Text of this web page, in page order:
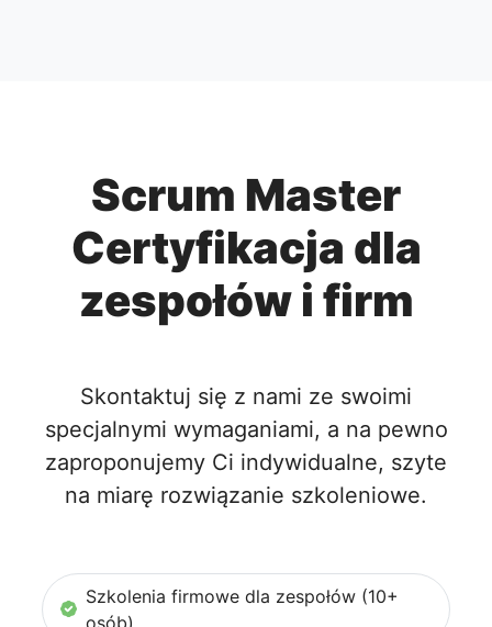
Scrum Master
Certyfikacja dla
zespołów i firm
Skontaktuj się z nami ze swoimi
specjalnymi wymaganiami, a na pewno
zaproponujemy Ci indywidualne, szyte
na miarę rozwiązanie szkoleniowe.
Szkolenia firmowe dla zespołów (10+
osób)